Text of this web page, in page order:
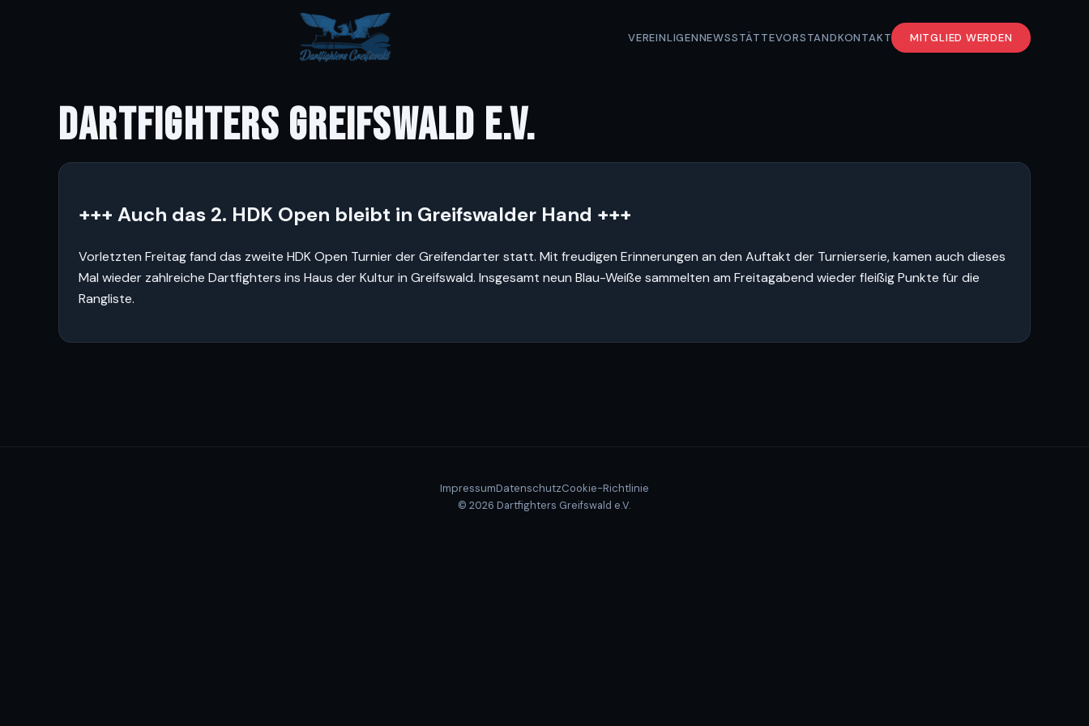
VEREINLIGENNEWSSTÄTTEVORSTANDKONTAKT MITGLIED WERDEN
DARTFIGHTERS GREIFSWALD E.V.
+++ Auch das 2. HDK Open bleibt in Greifswalder Hand +++
Vorletzten Freitag fand das zweite HDK Open Turnier der Greifendarter statt. Mit freudigen Erinnerungen an den Auftakt der Turnierserie, kamen auch dieses
Mal wieder zahlreiche Dartfighters ins Haus der Kultur in Greifswald. Insgesamt neun Blau-Weiße sammelten am Freitagabend wieder fleißig Punkte für die
Rangliste.
ImpressumDatenschutzCookie-Richtlinie
© 2026 Dartfighters Greifswald e.V.